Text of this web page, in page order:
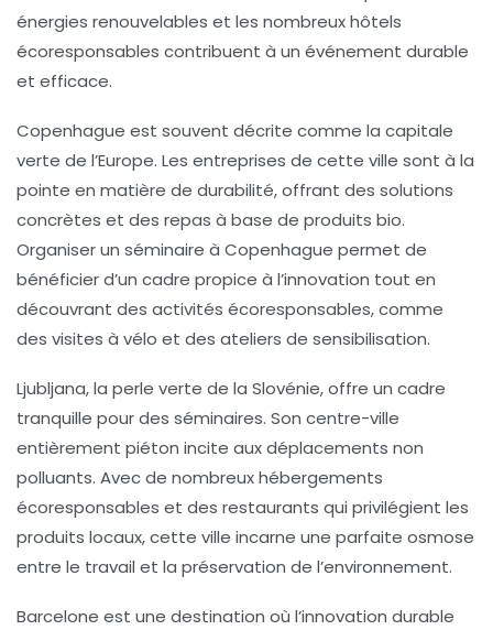
énergies renouvelables et les nombreux hôtels
écoresponsables contribuent à un événement durable
et efficace.
Copenhague est souvent décrite comme la capitale
verte de l’Europe. Les entreprises de cette ville sont à la
pointe en matière de durabilité, offrant des solutions
concrètes et des repas à base de produits bio.
Organiser un séminaire à Copenhague permet de
bénéficier d’un cadre propice à l’innovation tout en
découvrant des activités écoresponsables, comme
des visites à vélo et des ateliers de sensibilisation.
Ljubljana, la perle verte de la Slovénie, offre un cadre
tranquille pour des séminaires. Son centre-ville
entièrement piéton incite aux déplacements non
polluants. Avec de nombreux hébergements
écoresponsables et des restaurants qui privilégient les
produits locaux, cette ville incarne une parfaite osmose
entre le travail et la préservation de l’environnement.
Barcelone est une destination où l’innovation durable